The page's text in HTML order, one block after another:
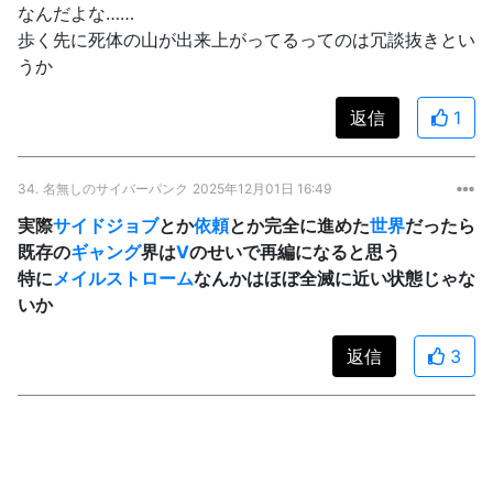
なんだよな……
歩く先に死体の山が出来上がってるってのは冗談抜きとい
うか
返信 1
34. 名無しのサイバーパンク 2025年12月01日 16:49
実際サイドジョブとか依頼とか完全に進めた世界だったら
既存のギャング界はVのせいで再編になると思う
特に メイルストロームなんかはほぼ全滅に近い状態じゃな
いか
返信 3